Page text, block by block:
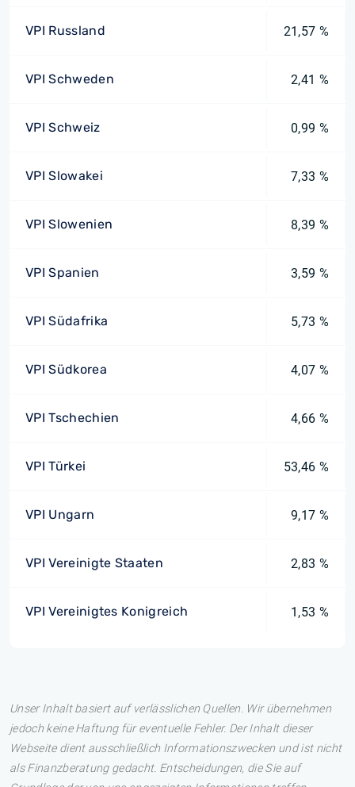
VPI Russland 21,57 %
VPI Schweden 2,41 %
VPI Schweiz 0,99 %
VPI Slowakei 7,33 %
VPI Slowenien 8,39 %
VPI Spanien 3,59 %
VPI Südafrika 5,73 %
VPI Südkorea 4,07 %
VPI Tschechien 4,66 %
VPI Türkei 53,46 %
VPI Ungarn 9,17 %
VPI Vereinigte Staaten 2,83 %
VPI Vereinigtes Konigreich 1,53 %
Unser Inhalt basiert auf verlässlichen Quellen. Wir übernehmen
jedoch keine Haftung für eventuelle Fehler. Der Inhalt dieser
Webseite dient ausschließlich Informationszwecken und ist nicht
als Finanzberatung gedacht. Entscheidungen, die Sie auf